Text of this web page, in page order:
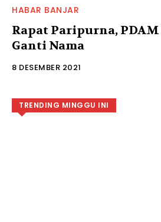
HABAR BANJAR
Rapat Paripurna,
Ganti Nama
8 DESEMBER 2021
TRENDING MINGGU INI